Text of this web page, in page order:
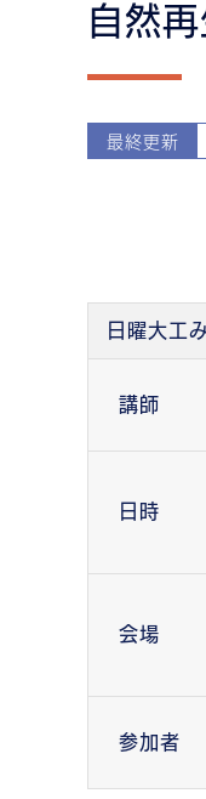
自然
最終更新
日曜大工
講師
日時
会場
参加者